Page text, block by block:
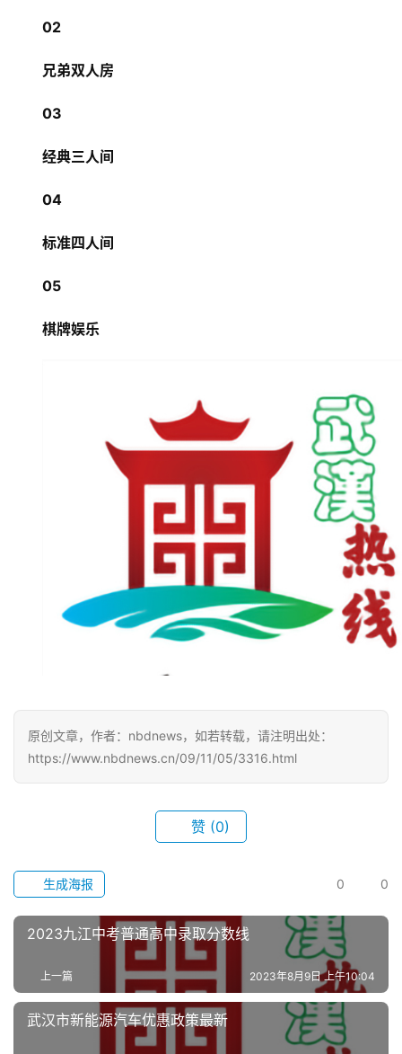
02
兄弟双人房
03
经典三人间
04
标准四人间
05
棋牌娱乐
原创文章，作者：nbdnews，如若转载，请注明出处：
https://www.nbdnews.cn/09/11/05/3316.html
赞 (0)
0 0
生成海报
2023九江中考普通高中录取分数线
上一篇 2023年8月9日 上午10:04
武汉市新能源汽车优惠政策最新